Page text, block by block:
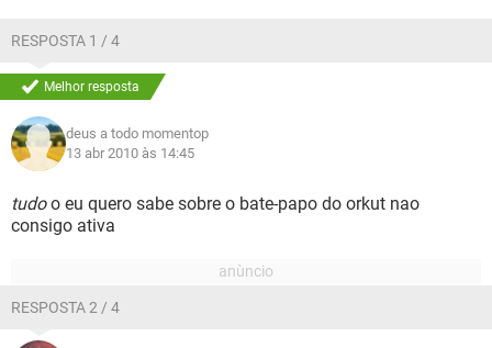
RESPOSTA 1 / 4
Melhor resposta
deus a todo momentop
13 abr 2010 às 14:45
tudoo eu quero sabe sobre o bate-papo do orkut nao
consigo ativa
RESPOSTA 2 / 4